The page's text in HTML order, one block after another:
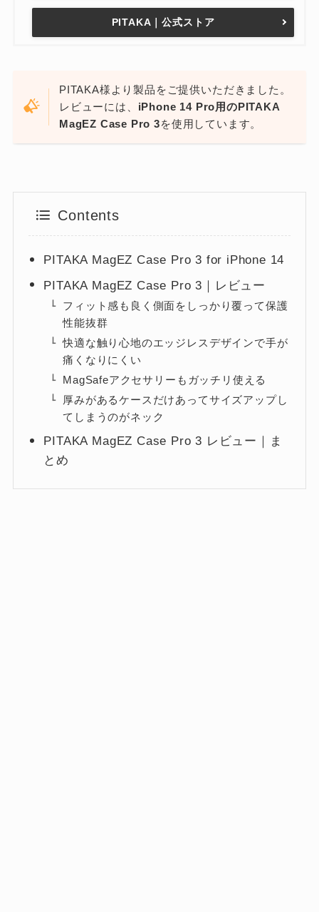
PITAKA｜公式ストア
PITAKA様より製品をご提供いただきました。
レビューには、 iPhone 14 Pro用のPITAKA
MagEZ Case Pro 3を使用しています。
Contents
PITAKA MagEZ Case Pro 3 for iPhone 14
PITAKA MagEZ Case Pro 3｜レビュー
フィット感も良く側面をしっかり覆って保護
性能抜群
快適な触り心地のエッジレスデザインで手が
痛くなりにくい
MagSafeアクセサリーもガッチリ使える
厚みがあるケースだけあってサイズアップし
てしまうのがネック
PITAKA MagEZ Case Pro 3 レビュー｜ま
とめ